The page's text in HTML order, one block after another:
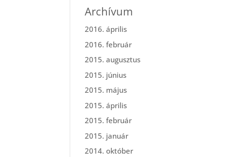
Archívum
2016. április
2016. február
2015. augusztus
2015. június
2015. május
2015. április
2015. február
2015. január
2014. október